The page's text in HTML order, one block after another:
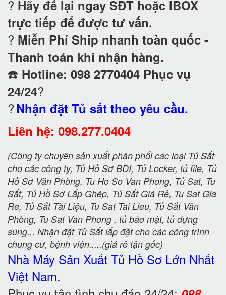
? Hãy để lại ngay SĐT hoặc IBOX
trực tiếp để được tư vấn.
? Miễn Phí Ship nhanh toàn quốc -
Thanh toán khi nhận hàng.
☎️ Hotline: 098 2770404 Phục vụ
24/24?
?Nhận đặt Tủ sắt theo yêu cầu.
Liên hệ: 098.277.0404
(Công ty chuyên sản xuất phân phối các loại Tủ Sắt
cho các công ty, Tủ Hồ Sơ BDI, Tủ Locker, tủ file, Tủ
Hồ Sơ Văn Phòng, Tu Ho So Van Phong, Tủ Sat, Tu
Sắt, Tủ Hồ Sơ Lắp Ghép, Tủ Sắt Giá Rẻ, Tu Sat Gia
Re, Tủ Sắt Tài Liệu, Tu Sat Tai Lieu, Tủ Sắt Văn
Phòng, Tu Sat Van Phong , tủ bảo mật, tủ đựng
súng... Nhận đặt Tủ Sắt lắp đặt cho các công trình
chung cư, bệnh viện.....(giá rẻ tận gốc)
Nhà Máy Sản Xuất Tủ Hồ Sơ Lớn Nhất
Việt Nam.